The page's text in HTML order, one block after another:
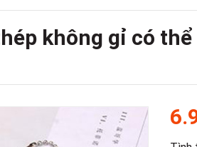
không gỉ có